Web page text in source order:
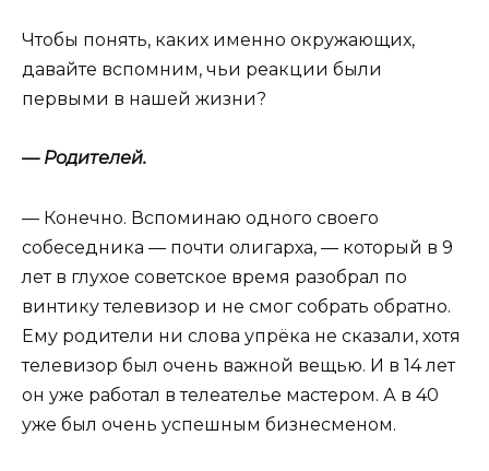
Чтобы понять, каких именно окружающих,
давайте вспомним, чьи реакции были
первыми в нашей жизни?
— Родителей.
— Конечно. Вспоминаю одного своего
собеседника — почти олигарха, — который в 9
лет в глухое советское время разобрал по
винтику телевизор и не смог собрать обратно.
Ему родители ни слова упрёка не сказали, хотя
телевизор был очень важной вещью. И в 14 лет
он уже работал в телеателье мастером. А в 40
уже был очень успешным бизнесменом.